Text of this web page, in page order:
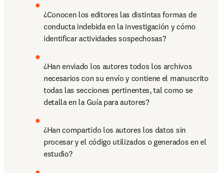
¿Conocen los editores las distintas formas de
conducta indebida en la investigación y cómo
identificar actividades sospechosas?
¿Han enviado los autores todos los archivos
necesarios con su envío y contiene el manuscrito
todas las secciones pertinentes, tal como se
detalla en la Guía para autores?
¿Han compartido los autores los datos sin
procesar y el código utilizados o generados en el
estudio?